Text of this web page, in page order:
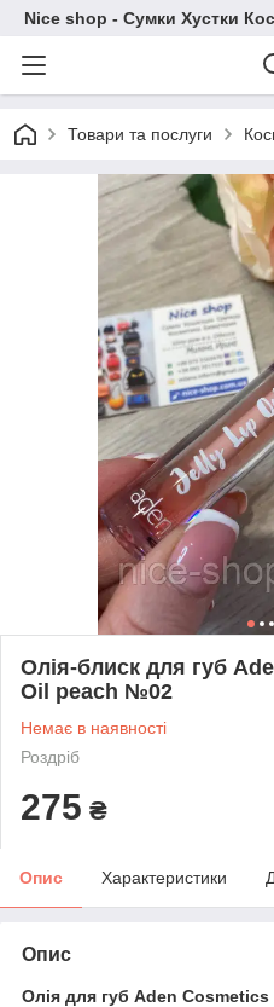
Nice shop - Сумки Хустки
Товари та послуги
Олія-блиск для губ
Oil peach №02
Немає в наявності
Роздріб
275 ₴
Опис Характеристики
Опис
Олія для губ Aden